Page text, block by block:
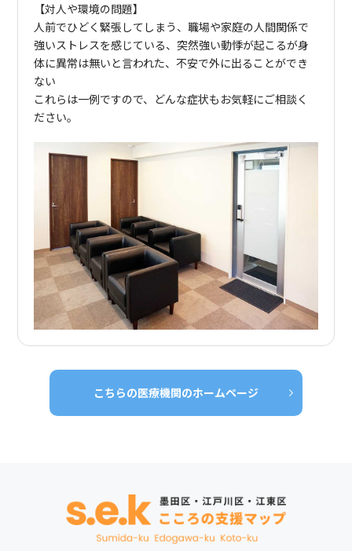
【対人や環境の問題】
人前でひどく緊張してしまう、職場や家庭の人間関係で
強いストレスを感じている、突然強い動悸が起こるが身
体に異常は無いと言われた、不安で外に出ることができ
ない
これらは一例ですので、どんな症状もお気軽にご相談く
ださい。
こちらの医療機関のホームページ